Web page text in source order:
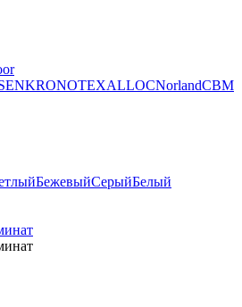
KRONOTEXALLOCNorlandCBM
БежевыйСерыйБелый